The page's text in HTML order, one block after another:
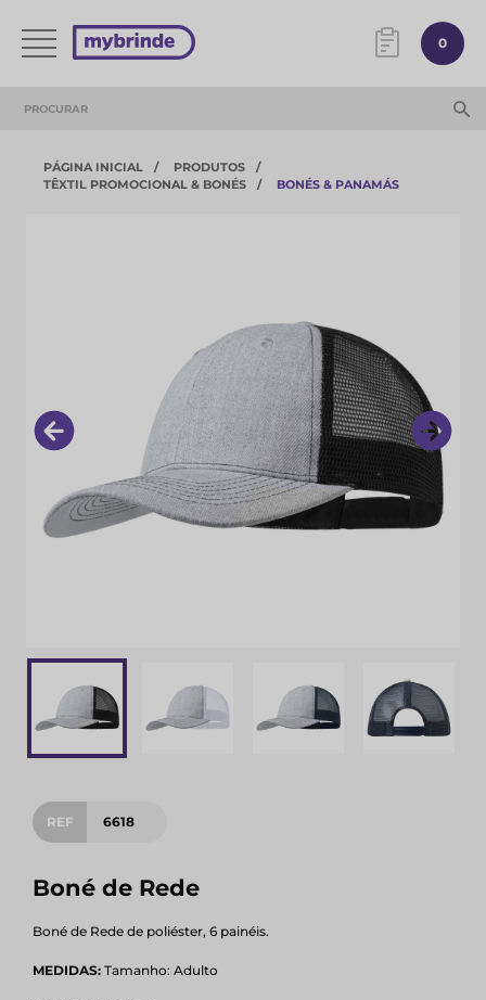
0
PÁGINA INICIAL
PRODUTOS
TÊXTIL PROMOCIONAL & BONÉS
BONÉS & PANAMÁS
REF 6618
Boné de Rede
Boné de Rede de poliéster, 6 painéis.
MEDIDAS: Tamanho: Adulto